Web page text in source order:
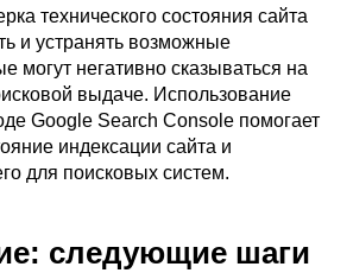
технического состояния сайта
и устранять возможные
могут негативно сказываться на
выдаче. Использование
Google Search Console помогает
индексации сайта и
для поисковых систем.
следующие шаги